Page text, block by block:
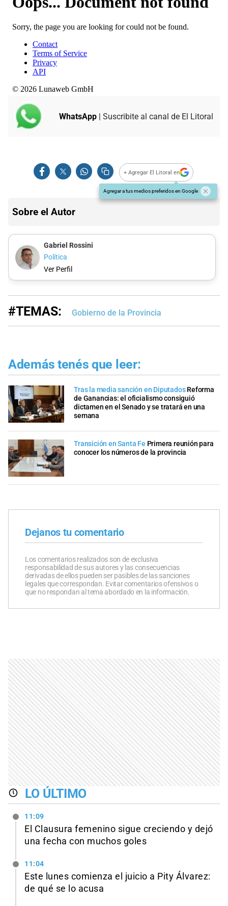
WhatsApp | Suscribite al canal de El Litoral
+ Agregar El Litoral en
Agregar a tus medios preferidos en Google
Sobre el Autor
Gabriel Rossini
Política
Ver Perfil
#TEMAS: Gobierno de la Provincia
Además tenés que leer:
Tras la media sanción en Diputados Reforma
de Ganancias: el oficialismo consiguió
dictamen en el Senado y se tratará en una
semana
Transición en Santa Fe Primera reunión para
conocer los números de la provincia
Dejanos tu comentario
Los comentarios realizados son de exclusiva
responsabilidad de sus autores y las consecuencias
derivadas de ellos pueden ser pasibles de las sanciones
legales que correspondan. Evitar comentarios ofensivos o
que no respondan al tema abordado en la información.
LO ÚLTIMO
11:09
El Clausura femenino sigue creciendo y dejó
una fecha con muchos goles
11:04
Este lunes comienza el juicio a Pity Álvarez:
de qué se lo acusa